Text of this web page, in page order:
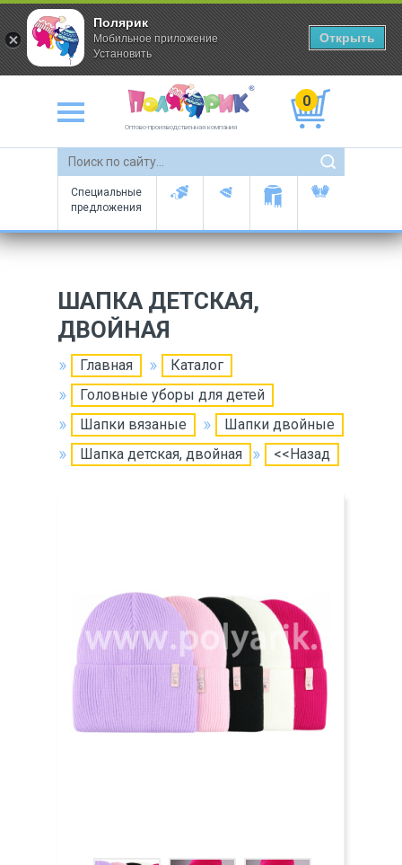
Оптово-производственная компания
0
Специальные
предложения
ШАПКА ДЕТСКАЯ,
ДВОЙНАЯ
Главная
Каталог
Головные уборы для детей
Шапки вязаные
Шапки двойные
Шапка детская, двойная
<<Назад
Полярик
Мобильное приложение
Установить
Открыть